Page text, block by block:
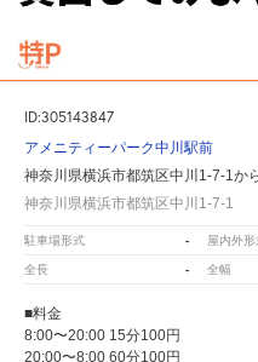
ID:305143847
アメニティーパーク中川駅前
神奈川県横浜市都筑区中川1-7-1か
神奈川県横浜市都筑区中川1-7-1
駐車場形式 - 屋内外形
全長 - 全幅
■料金
8:00〜20:00 15分100円
20:00〜8:00 60分100円